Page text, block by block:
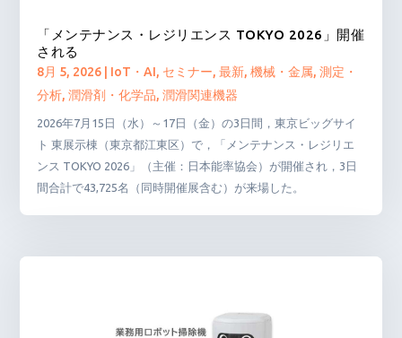
「メンテナンス・レジリエンス TOKYO 2026」開催
される
8月 5, 2026 IoT・AI, セミナー,最新,機械・金属,測定・
分析,潤滑剤・化学品,潤滑関連機器
2026年7月15日（水）～17日（金）の3日間，東京ビッグサイ
ト 東展示棟（東京都江東区）で，「メンテナンス・レジリエ
ンス TOKYO 2026」（主催：日本能率協会）が開催され，3日
間合計で43,725名（同時開催展含む）が来場した。